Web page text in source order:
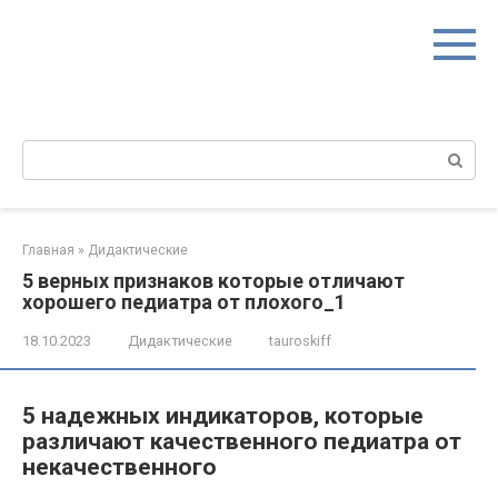
Поиск:
Главная » Дидактические
5 верных признаков которые отличают
хорошего педиатра от плохого_1
18.10.2023 Дидактические tauroskiff
5 надежных индикаторов, которые
различают качественного педиатра от
некачественного